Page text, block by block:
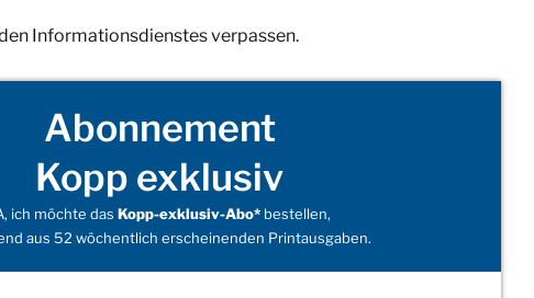
Informationsdienstes verpassen.
Abonnement
Kopp exklusiv
ich möchte das Kopp-exklusiv-Abo*bestellen,
aus 52 wöchentlich erscheinenden Printausgaben.